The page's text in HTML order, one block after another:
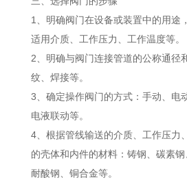
1、明确阀门在设备或装置中的用途
适用介质、工作压力、工作温度等。
2、明确与阀门连接管道的公称通径
纹、焊接等。
3、确定操作阀门的方式：手动、电
电液联动等。
4、根据管线输送的介质、工作压力
的壳体和内件的材料：铸钢、碳素
耐酸钢、铜合金等。